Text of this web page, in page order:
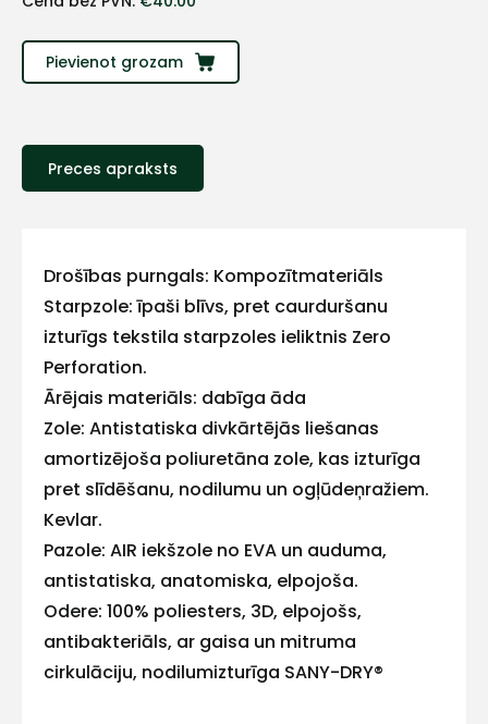
Pievienot grozam
Preces apraksts
Drošības purngals: Kompozītmateriāls
Starpzole: īpaši blīvs, pret caurduršanu
izturīgs tekstila starpzoles ieliktnis Zero
Perforation.
Ārējais materiāls: dabīga āda
Zole: Antistatiska divkārtējās liešanas
amortizējoša poliuretāna zole, kas izturīga
pret slīdēšanu, nodilumu un ogļūdeņražiem.
Kevlar.
Pazole: AIR iekšzole no EVA un auduma,
antistatiska, anatomiska, elpojoša.
Odere: 100% poliesters, 3D, elpojošs,
antibakteriāls, ar gaisa un mitruma
cirkulāciju, nodilumizturīga SANY-DRY®
ar
mums!
iespējas
ātrāk
Vārds
E-pasts
+